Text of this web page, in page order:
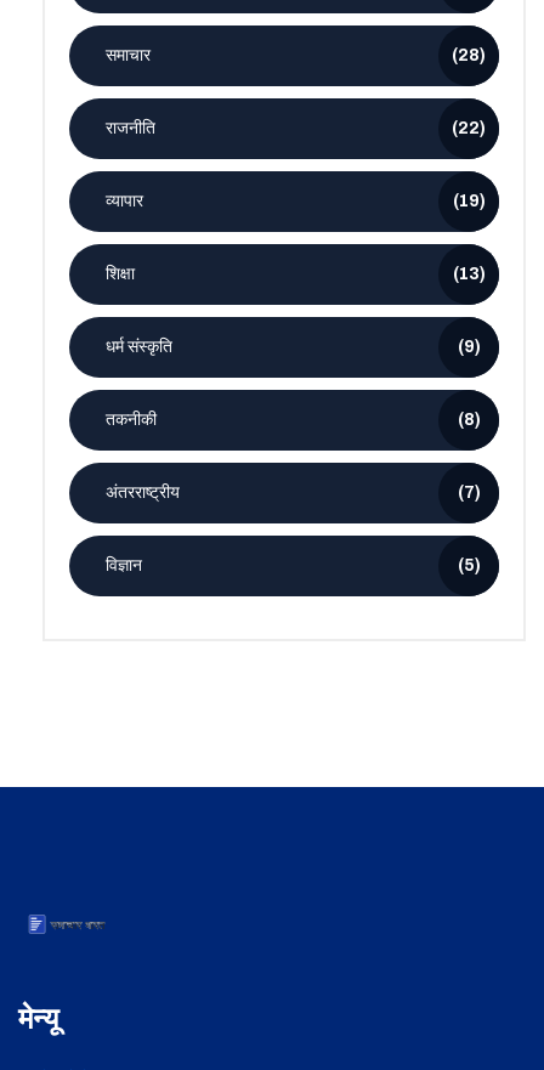
समाचार (28)
राजनीति (22)
व्यापार (19)
शिक्षा (13)
धर्म संस्कृति (9)
तकनीकी (8)
अंतरराष्ट्रीय (7)
विज्ञान (5)
मेन्यू